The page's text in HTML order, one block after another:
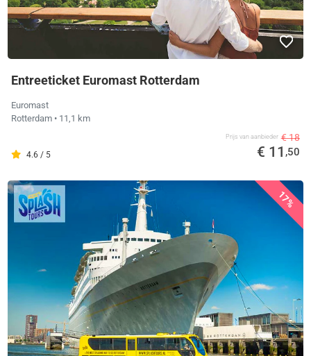
Entreeticket Euromast Rotterdam
Euromast
Rotterdam • 11,1 km
4.6 / 5
Prijs van aanbieder € 18
€ 11 ,50
17%